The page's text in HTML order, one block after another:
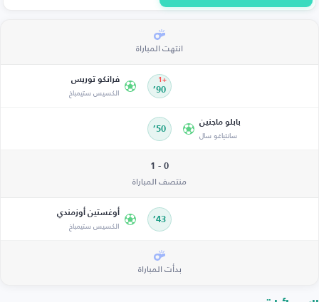
انتهت المباراة
90’
+1 فرانكو توريس
الكسيس ستيمباخ
بابلو ماجنين
سانتياغو سال 50’
0 - 1
منتصف المباراة
43’
أوغستين أوزمندي
الكسيس ستيمباخ
بدأت المباراة